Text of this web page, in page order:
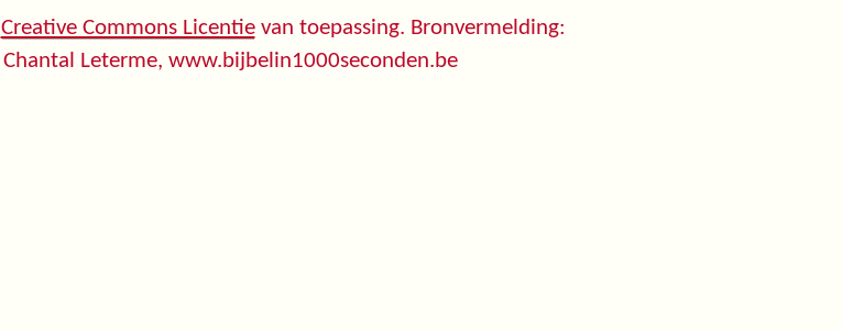
Creative Commons Licentievan toepassing. Bronvermelding:
Leterme, www.bijbelin1000seconden.be